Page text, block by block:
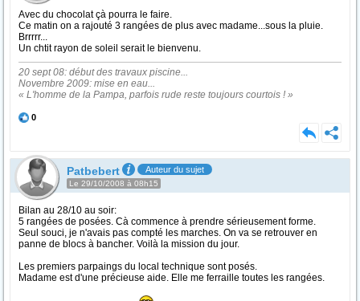
Avec du chocolat çà pourra le faire.
Ce matin on a rajouté 3 rangées de plus avec madame...sous la pluie.
Brrrrr...
Un chtit rayon de soleil serait le bienvenu.
20 sept 08: début des travaux piscine...
Novembre 2009: mise en eau...
« L'homme de la Pampa, parfois rude reste toujours courtois ! »
0
Patbebert Auteur du sujet
Le 29/10/2008 à 08h15
Bilan au 28/10 au soir:
5 rangées de posées. Cà commence à prendre sérieusement forme.
Seul souci, je n'avais pas compté les marches. On va se retrouver en
panne de blocs à bancher. Voilà la mission du jour.
Les premiers parpaings du local technique sont posés.
Madame est d'une précieuse aide. Elle me ferraille toutes les rangées.